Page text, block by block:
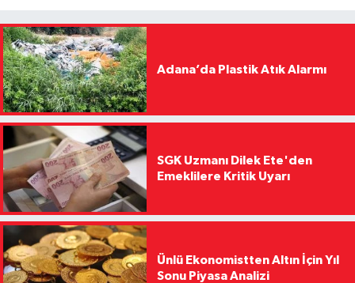
Adana’da Plastik Atık Alarmı
SGK Uzmanı Dilek Ete'den
Emeklilere Kritik Uyarı
Ünlü Ekonomistten Altın İçin Yıl
Sonu Piyasa Analizi